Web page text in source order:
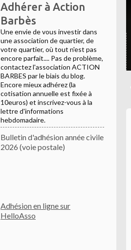
Adhérer à Action
Barbès
Une envie de vous investir dans
une association de quartier, de
votre quartier, où tout n'est pas
encore parfait.... Pas de problème,
contactez l'association ACTION
BARBES par le biais du blog.
Encore mieux adhérez (la
cotisation annuelle est fixée à
10euros) et inscrivez-vous à la
lettre d'informations
hebdomadaire.
Bulletin d'adhésion année civile
2026 (voie postale)
Adhésion en ligne sur
HelloAsso